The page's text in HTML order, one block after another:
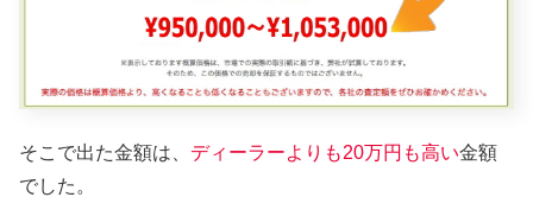
そこで出た金額は、 ディーラーよりも20万円も高い金額
でした。